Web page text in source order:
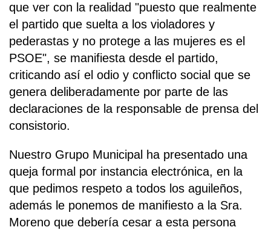
que ver con la realidad "puesto que realmente
el partido que suelta a los violadores y
pederastas y no protege a las mujeres es el
PSOE", se manifiesta desde el partido,
criticando así el odio y conflicto social que se
genera deliberadamente por parte de las
declaraciones de la responsable de prensa del
consistorio.
Nuestro Grupo Municipal ha presentado una
queja formal por instancia electrónica, en la
que pedimos respeto a todos los aguileños,
además le ponemos de manifiesto a la Sra.
Moreno que debería cesar a esta persona